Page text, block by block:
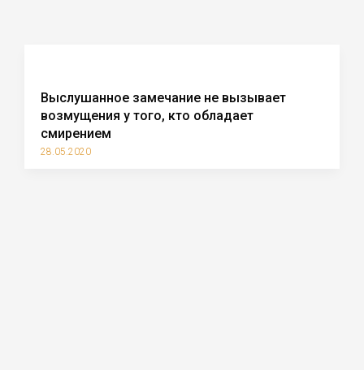
Выслушанное замечание не вызывает
возмущения у того, кто обладает
смирением
28.05.2020